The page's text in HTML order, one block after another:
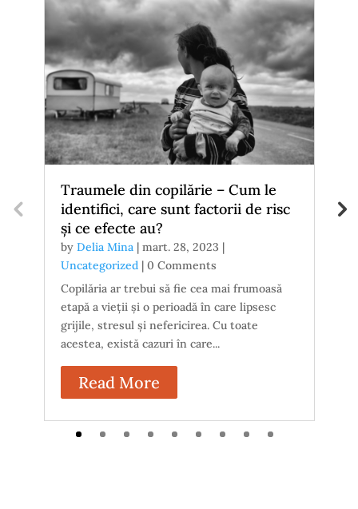
Traumele din copilărie – Cum le
identifici, care sunt factorii de risc
și ce efecte au?
by Delia Mina | mart. 28, 2023 |
Uncategorized | 0 Comments
Copilăria ar trebui să fie cea mai frumoasă
etapă a vieții și o perioadă în care lipsesc
grijile, stresul și nefericirea. Cu toate
acestea, există cazuri în care...
Read More